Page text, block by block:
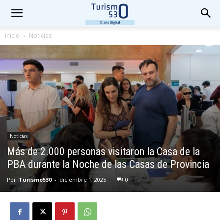
Inicio Noticias
Noticias
Más de 2.000 personas visitaron la Casa de la
PBA durante la Noche de las Casas de Provincia
Por Turismo530 - diciembre 1, 2025 0